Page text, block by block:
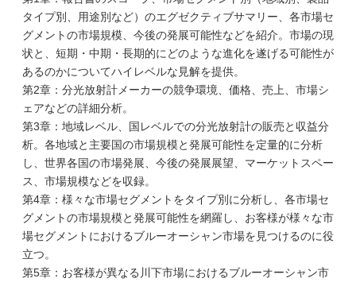
タイプ別、用途別など）のエグゼクティブサマリー、各市場セ
グメントの市場規模、今後の発展可能性などを紹介。市場の現
状と、短期・中期・長期的にどのような進化を遂げる可能性が
あるのかについてハイレベルな見解を提供。
第2章：分光放射計メーカーの競争環境、価格、売上、市場シ
ェアなどの詳細分析。
第3章：地域レベル、国レベルでの分光放射計の販売と収益分
析。各地域と主要国の市場規模と発展可能性を定量的に分析
し、世界各国の市場発展、今後の発展展望、マーケットスペー
ス、市場規模などを収録。
第4章：様々な市場セグメントをタイプ別に分析し、各市場セ
グメントの市場規模と発展可能性を網羅し、お客様が様々な市
場セグメントにおけるブルーオーシャン市場を見つけるのに役
立つ。
第5章：お客様が異なる川下市場におけるブルーオーシャン市